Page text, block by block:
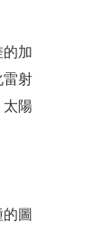
加
雷射
太陽
圖